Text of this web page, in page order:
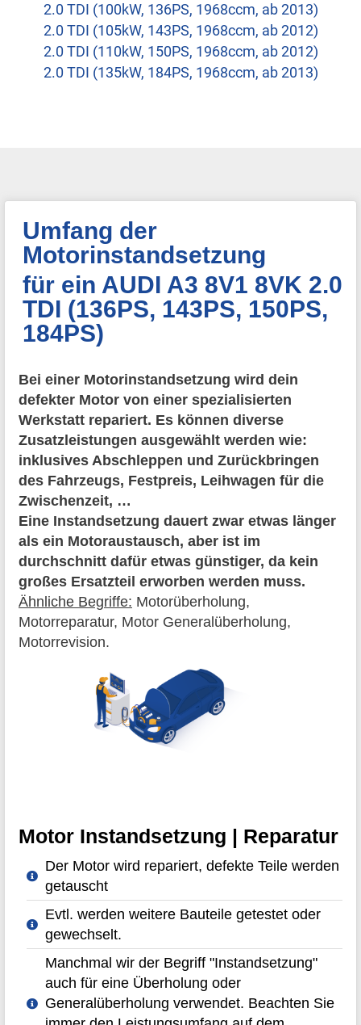
2.0 TDI (100kW, 136PS, 1968ccm, ab 2013)
2.0 TDI (105kW, 143PS, 1968ccm, ab 2012)
2.0 TDI (110kW, 150PS, 1968ccm, ab 2012)
2.0 TDI (135kW, 184PS, 1968ccm, ab 2013)
Umfang der
Motorinstandsetzung
für ein AUDI A3 8V1 8VK 2.0
TDI (136PS, 143PS, 150PS,
184PS)
Bei einer Motorinstandsetzung wird dein
defekter Motor von einer spezialisierten
Werkstatt repariert. Es können diverse
Zusatzleistungen ausgewählt werden wie:
inklusives Abschleppen und Zurückbringen
des Fahrzeugs, Festpreis, Leihwagen für die
Zwischenzeit, …
Eine Instandsetzung dauert zwar etwas länger
als ein Motoraustausch, aber ist im
durchschnitt dafür etwas günstiger, da kein
großes Ersatzteil erworben werden muss.
Ähnliche Begriffe: Motorüberholung,
Motorreparatur, Motor Generalüberholung,
Motorrevision.
Motor Instandsetzung | Reparatur
Der Motor wird repariert, defekte Teile werden
getauscht
Evtl. werden weitere Bauteile getestet oder
gewechselt.
Manchmal wir der Begriff "Instandsetzung"
auch für eine Überholung oder
Generalüberholung verwendet. Beachten Sie